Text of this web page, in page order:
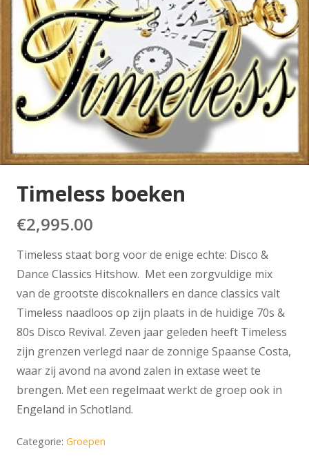
Timeless boeken
€2,995.00
Timeless staat borg voor de enige echte: Disco &
Dance Classics Hitshow. Met een zorgvuldige mix
van de grootste discoknallers en dance classics valt
Timeless naadloos op zijn plaats in de huidige 70s &
80s Disco Revival. Zeven jaar geleden heeft Timeless
zijn grenzen verlegd naar de zonnige Spaanse Costa,
waar zij avond na avond zalen in extase weet te
brengen. Met een regelmaat werkt de groep ook in
Engeland in Schotland.
Categorie: Groepen